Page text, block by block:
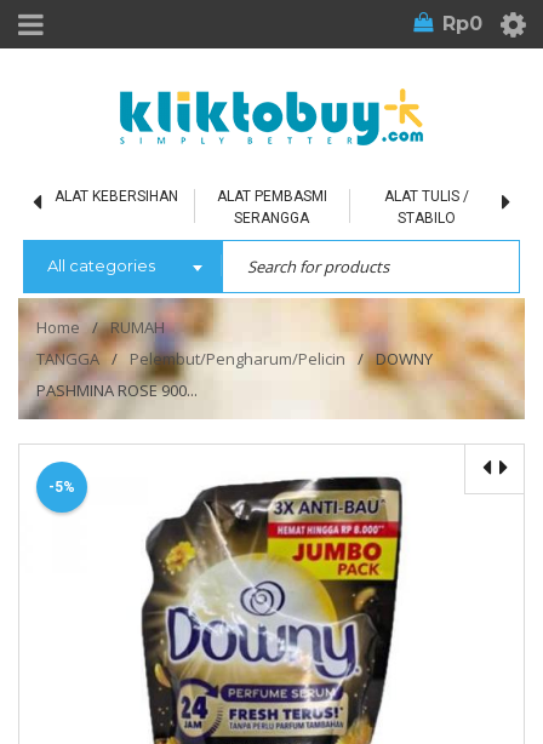
Rp0
ALAT KEBERSIHAN
ALAT PEMBASMI
SERANGGA
ALAT TULIS /
STABILO
All categories
Home / RUMAH
TANGGA / Pelembut/Pengharum/Pelicin / DOWNY
PASHMINA ROSE 900...
-5%